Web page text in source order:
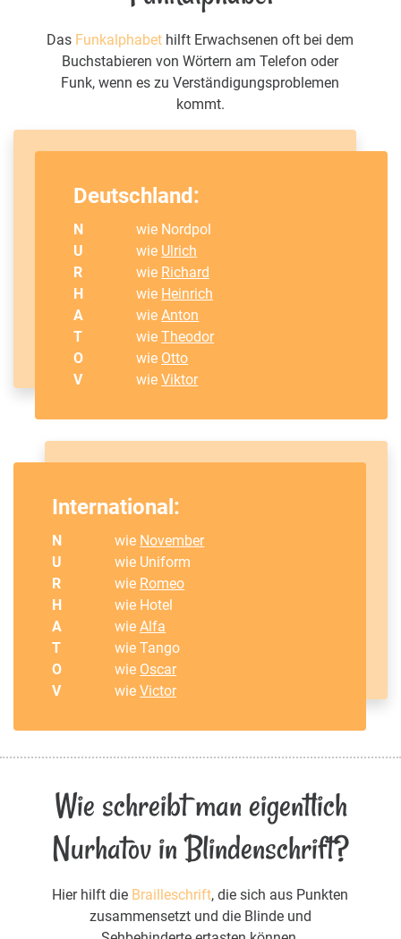
Das Funkalphabet hilft Erwachsenen oft bei dem
Buchstabieren von Wörtern am Telefon oder
Funk, wenn es zu Verständigungsproblemen
kommt.
Deutschland:
N
wie Nordpol
U
wie Ulrich
R
wie Richard
H
wie Heinrich
A
wieAnton
T
wieTheodor
O
wie Otto
V
wieViktor
International:
N wie November
U
wie Uniform
R
wie Romeo
H
wie Hotel
A
wieAlfa
T
wie Tango
O
wie Oscar
V
wieVictor
Wie schreibt man eigentlich
Nurhatov in Blindenschrift?
Hier hilft die Brailleschrift, die sich aus Punkten
zusammensetzt und die Blinde und